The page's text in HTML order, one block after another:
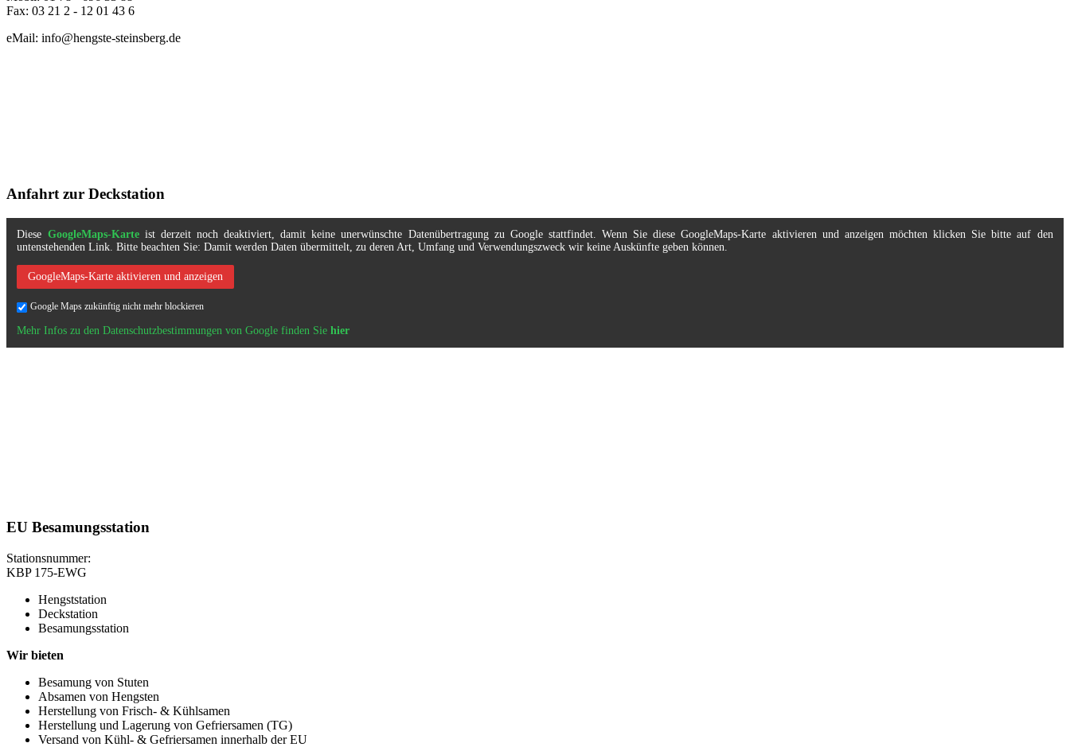
Fax: 03 21 2 - 12 01 43 6
eMail: info@hengste-steinsberg.de
Anfahrt zur Deckstation
Diese GoogleMaps-Karteist derzeit noch deaktiviert, damit keine unerwünschte Datenübertragung zu Google stattfindet. Wenn Sie diese GoogleMaps-Karte aktivieren und anzeigen möchten klicken Sie bitte auf den
untenstehenden Link. Bitte beachten Sie: Damit werden Daten übermittelt, zu deren Art, Umfang und Verwendungszweck wir keine Auskünfte geben können.
GoogleMaps-Karte aktivieren und anzeigen
Google Maps zukünftig nicht mehr blockieren
Mehr Infos zu den Datenschutzbestimmungen von Google finden Siehier
EU Besamungsstation
Stationsnummer:
KBP 175-EWG
Hengststation
Deckstation
Besamungsstation
Wir bieten
Besamung von Stuten
Absamen von Hengsten
Herstellung von Frisch- & Kühlsamen
Herstellung und Lagerung von Gefriersamen (TG)
Versand von Kühl- & Gefriersamen innerhalb der EU